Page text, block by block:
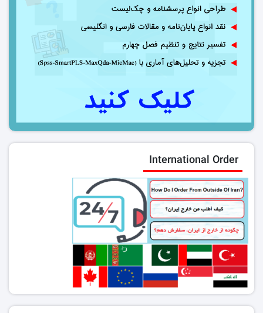
International Order